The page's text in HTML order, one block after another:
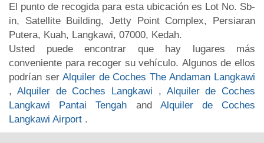
El punto de recogida para esta ubicación es Lot No. Sb-
in, Satellite Building, Jetty Point Complex, Persiaran
Putera, Kuah, Langkawi, 07000, Kedah.
Usted puede encontrar que hay lugares más
conveniente para recoger su vehículo. Algunos de ellos
podrían ser Alquiler de Coches The Andaman Langkawi
, Alquiler de Coches Langkawi , Alquiler de Coches
Langkawi Pantai Tengah and Alquiler de Coches
Langkawi Airport .